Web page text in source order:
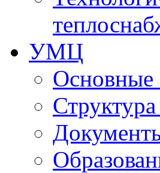
УМЦ
Основные